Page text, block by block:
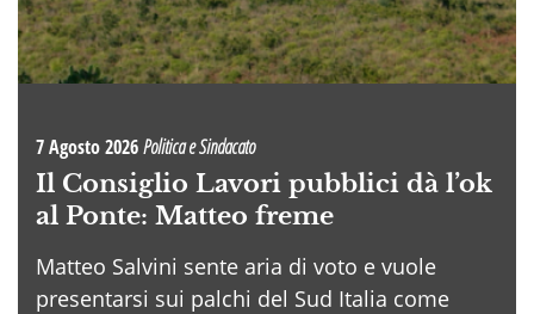
7 Agosto 2026Politica e Sindacato
Il Consiglio Lavori pubblici dà l’ok
al Ponte: Matteo freme
Matteo Salvini sente aria di voto e vuole
presentarsi sui palchi del Sud Italia come